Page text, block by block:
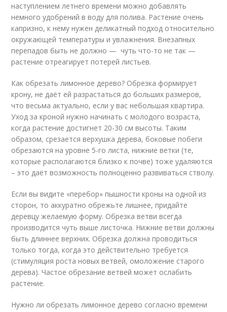
наступлением летнего времени можно добавлять
немного удобрений в воду для полива. Растение очень
капризно, к нему нужен деликатный подход относительно
окружающей температуры и увлажнения. Внезапных
перепадов быть не должно — чуть что-то не так —
растение отреагирует потерей листьев.
Как обрезать лимонное дерево? Обрезка формирует
крону, не даёт ей разрастаться до больших размеров,
что весьма актуально, если у вас небольшая квартира.
Уход за кроной нужно начинать с молодого возраста,
когда растение достигнет 20-30 см высоты. Таким
образом, срезается верхушка дерева, боковые побеги
обрезаются на уровне 5-го листа, нижние ветки (те,
которые располагаются близко к почве) тоже удаляются
– это даёт возможность полноценно развиваться стволу.
Если вы видите «перебор» пышности кроны на одной из
сторон, то аккуратно обрежьте лишнее, придайте
деревцу желаемую форму. Обрезка ветви всегда
производится чуть выше листочка. Нижние ветви должны
быть длиннее верхних. Обрезка должна проводиться
только тогда, когда это действительно требуется
(стимуляция роста новых ветвей, омоложение старого
дерева). Частое обрезание ветвей может ослабить
растение.
Нужно ли обрезать лимонное дерево согласно времени